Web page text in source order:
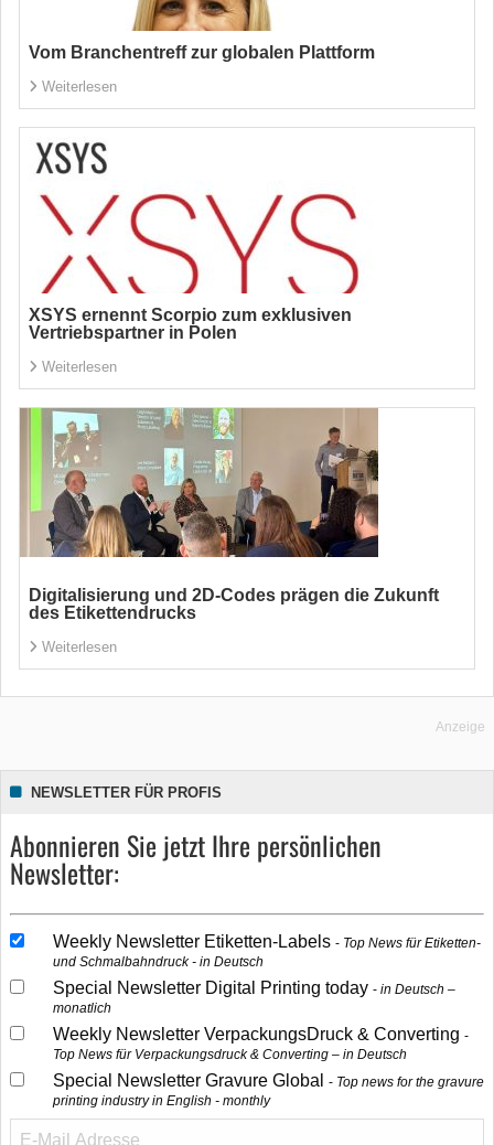
Vom Branchentreff zur globalen Plattform
Weiterlesen
XSYS ernennt Scorpio zum exklusiven
Vertriebspartner in Polen
Weiterlesen
Digitalisierung und 2D-Codes prägen die Zukunft
des Etikettendrucks
Weiterlesen
Anzeige
NEWSLETTER FÜR PROFIS
Abonnieren Sie jetzt Ihre persönlichen
Newsletter:
Weekly Newsletter Etiketten-Labels
Top News für Etiketten-
und Schmalbahndruck - in Deutsch
Special Newsletter Digital Printing today
in Deutsch –
monatlich
Weekly Newsletter VerpackungsDruck & Converting
Top News für Verpackungsdruck & Converting – in Deutsch
Special Newsletter Gravure Global
Top news for the gravure
printing industry in English - monthly